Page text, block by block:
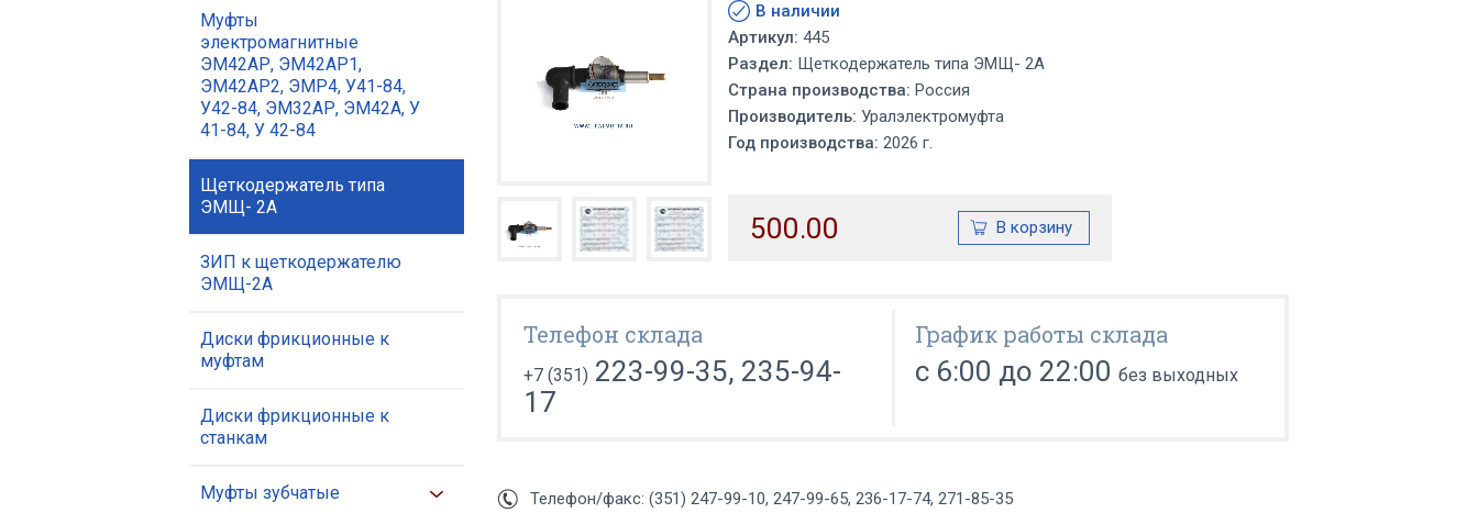
Муфты
электромагнитные
ЭМ42АР, ЭМ42АР1,
ЭМ42АР2, ЭМР4, У41-84,
У42-84, ЭМ32АР, ЭМ42А, У
41-84, У 42-84
Щеткодержатель типа
ЭМЩ- 2А
ЗИП к щеткодержателю
ЭМЩ-2А
Диски фрикционные к
муфтам
Диски фрикционные к
станкам
Муфты зубчатые
В наличии
Артикул: 445
Раздел: Щеткодержатель типа ЭМЩ- 2А
Страна производства: Россия
Производитель: Уралэлектромуфта
Год производства: 2026 г.
500.00
Телефон склада
+7 (351) 223-99-35, 235-94-
17
График работы склада
с 6:00 до 22:00 без выходных
Телефон/факс: (351) 247-99-10, 247-99-65, 236-17-74, 271-85-35